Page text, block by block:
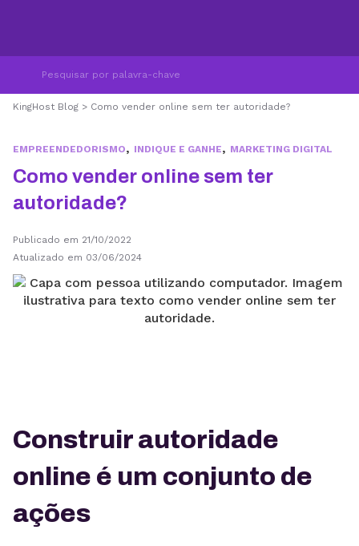
KingHost Blog > Como vender online sem ter autoridade?
EMPREENDEDORISMO, INDIQUE E GANHE, MARKETING DIGITAL
Como vender online sem ter
autoridade?
Publicado em 21/10/2022
Atualizado em 03/06/2024
Construir autoridade
online é um conjunto de
ações